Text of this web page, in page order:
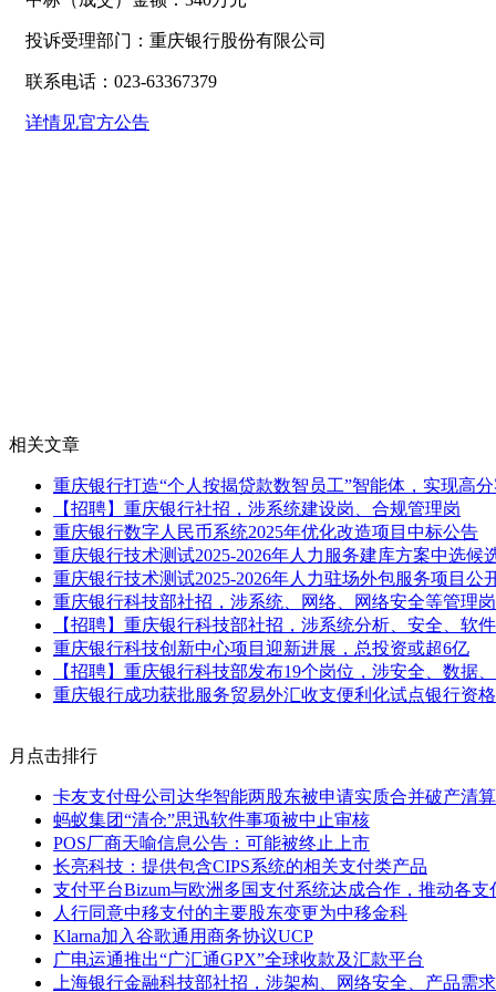
投诉受理部门：重庆银行股份有限公司
联系电话：023-63367379
详情见官方公告
相关文章
重庆银行打造“个人按揭贷款数智员工”智能体，实现高
【招聘】重庆银行社招，涉系统建设岗、合规管理岗
重庆银行数字人民币系统2025年优化改造项目中标公告
重庆银行技术测试2025-2026年人力服务建库方案中选候
重庆银行技术测试2025-2026年人力驻场外包服务项目公
重庆银行科技部社招，涉系统、网络、网络安全等管理
【招聘】重庆银行科技部社招，涉系统分析、安全、软
重庆银行科技创新中心项目迎新进展，总投资或超6亿
【招聘】重庆银行科技部发布19个岗位，涉安全、数据
重庆银行成功获批服务贸易外汇收支便利化试点银行资格
月点击排行
卡友支付母公司达华智能两股东被申请实质合并破产清算
蚂蚁集团“清仓”思迅软件事项被中止审核
POS厂商天喻信息公告：可能被终止上市
长亮科技：提供包含CIPS系统的相关支付类产品
支付平台Bizum与欧洲多国支付系统达成合作，推动各支
人行同意中移支付的主要股东变更为中移金科
Klarna加入谷歌通用商务协议UCP
广电运通推出“广汇通GPX”全球收款及汇款平台
上海银行金融科技部社招，涉架构、网络安全、产品需